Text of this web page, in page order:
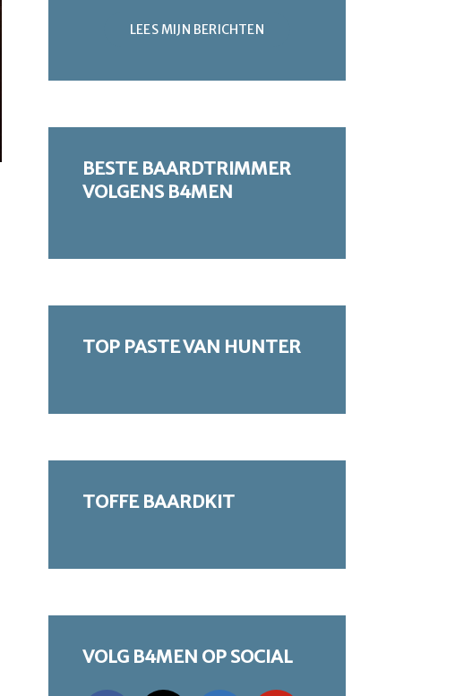
LEES MIJN BERICHTEN
BESTE BAARDTRIMMER
VOLGENS B4MEN
TOP PASTE VAN HUNTER
TOFFE BAARDKIT
VOLG B4MEN OP SOCIAL